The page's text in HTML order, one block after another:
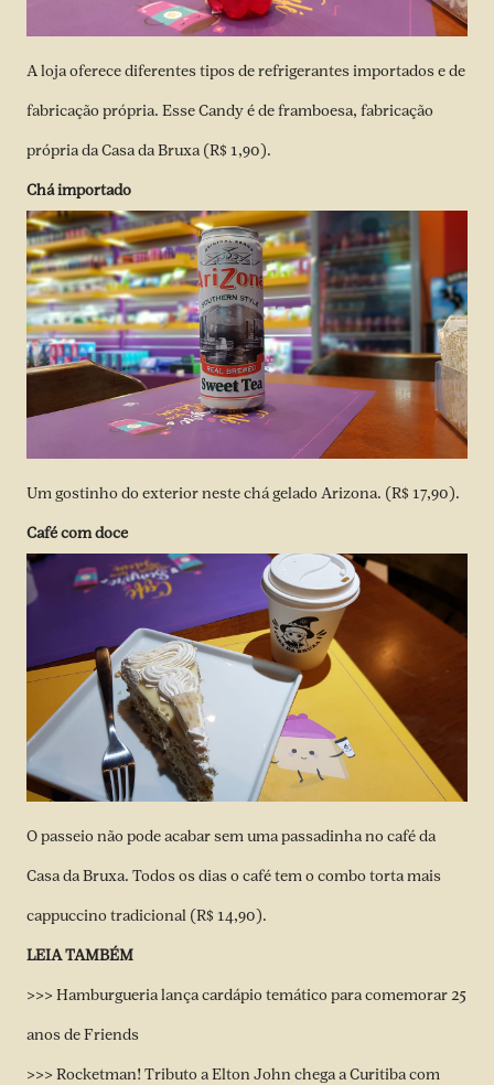
A loja oferece diferentes tipos de refrigerantes importados e de
fabricação própria. Esse Candy é de framboesa, fabricação
própria da Casa da Bruxa (R$ 1,90).
Chá importado
Um gostinho do exterior neste chá gelado Arizona. (R$ 17,90).
Café com doce
O passeio não pode acabar sem uma passadinha no café da
Casa da Bruxa. Todos os dias o café tem o combo torta mais
cappuccino tradicional (R$ 14,90).
LEIA TAMBÉM
>>> Hamburgueria lança cardápio temático para comemorar 25
anos de Friends
>>> Rocketman! Tributo a Elton John chega a Curitiba com